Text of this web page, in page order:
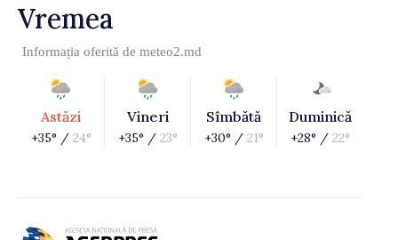
Vremea
Informația oferită de meteo2.md
Astăzi
+35° / 24°
Vineri
+35° / 23°
Sîmbătă
+30° / 21°
Duminică
+28° / 22°